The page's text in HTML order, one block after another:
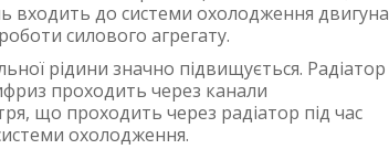
до системи охолодження двигуна
силового агрегату.
рідини значно підвищується. Радіатор
проходить через канали
що проходить через радіатор під час
охолодження.